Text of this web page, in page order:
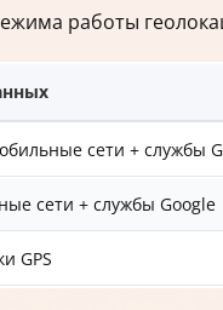
работы
сети + службы
сети + службы Google
GPS